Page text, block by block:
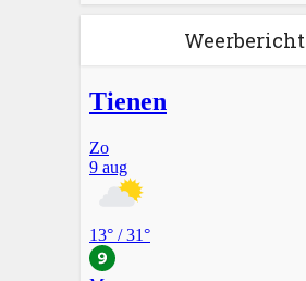
Weerbericht